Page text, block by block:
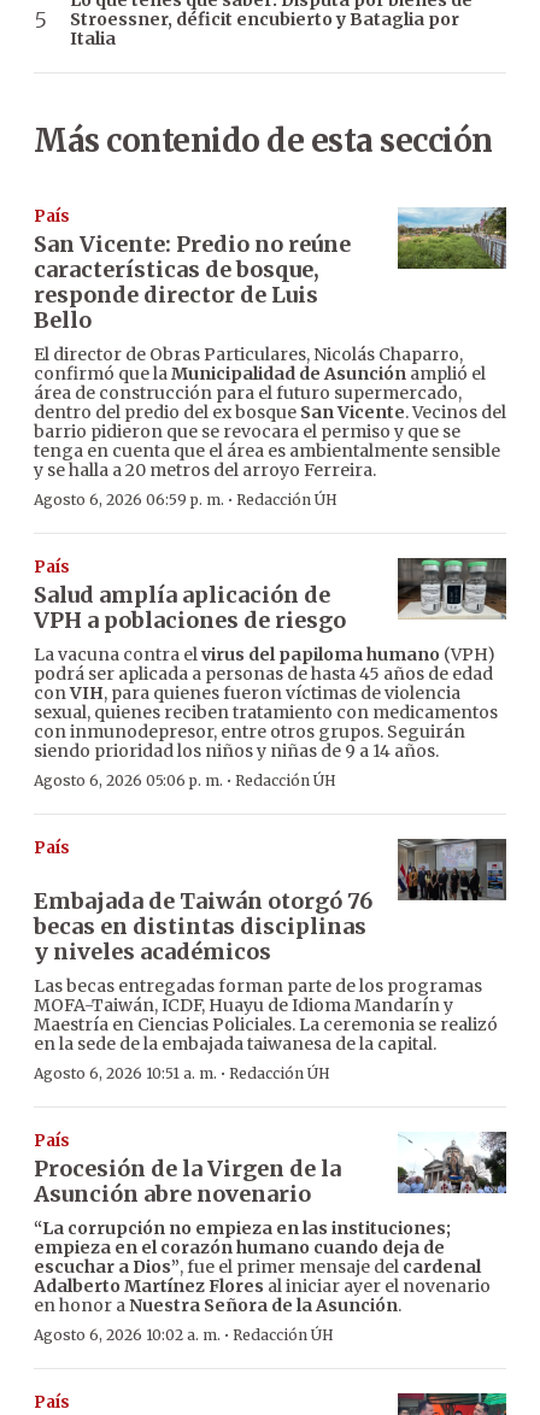
Stroessner, déficit encubierto y Bataglia por
Italia
Más contenido de esta sección
País
San Vicente: Predio no reúne
características de bosque,
responde director de Luis
Bello
El director de Obras Particulares, Nicolás Chaparro,
confirmó que laMunicipalidad de Asunción amplió el
área de construcción para el futuro supermercado,
dentro del predio del ex bosque San Vicente. Vecinos del
barrio pidieron que se revocara el permiso y que se
tenga en cuenta que el área es ambientalmente sensible
y se halla a 20 metros del arroyo Ferreira.
Agosto 6, 2026 06:59 p. m. · Redacción ÚH
País
Salud amplía aplicación de
VPH a poblaciones de riesgo
La vacuna contra elvirus del papiloma humano (VPH)
podrá ser aplicada a personas de hasta 45 años de edad
conVIH, para quienes fueron víctimas de violencia
sexual, quienes reciben tratamiento con medicamentos
con inmunodepresor, entre otros grupos. Seguirán
siendo prioridad los niños y niñas de 9 a 14 años.
Agosto 6, 2026 05:06 p. m. · Redacción ÚH
País
Embajada de Taiwán otorgó 76
becas en distintas disciplinas
y niveles académicos
Las becas entregadas forman parte de los programas
MOFA-Taiwán, ICDF, Huayu de Idioma Mandarín y
Maestría en Ciencias Policiales. La ceremonia se realizó
en la sede de la embajada taiwanesa de la capital.
Agosto 6, 2026 10:51 a. m. · Redacción ÚH
País
Procesión de la Virgen de la
Asunción abre novenario
“La corrupción no empieza en las instituciones;
empieza en el corazón humano cuando deja de
escuchar a Dios”, fue el primer mensaje del cardenal
Adalberto Martínez Flores al iniciar ayer el novenario
en honor aNuestra Señora de la Asunción.
Agosto 6, 2026 10:02 a. m. · Redacción ÚH
País